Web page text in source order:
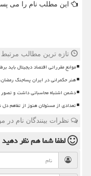
این مطلب نام را می
تازه ترین مطالب مرتبط
موانع مقرراتی اقتصاد دیجیتال باید
هنر حکمرانی در ایران پساجنگ
دشمن اشتباه محاسباتی داشت و تصور
تعدادی از مسئولان هنوز از تفاهم دل
نظرات بینندگان نام در
لطفا شما همنظر دهید